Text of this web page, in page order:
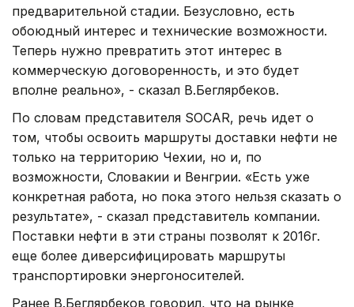
предварительной стадии. Безусловно, есть
обоюдный интерес и технические возможности.
Теперь нужно превратить этот интерес в
коммерческую договоренность, и это будет
вполне реально», - сказал В.Беглярбеков.
По словам представителя SOCAR, речь идет о
том, чтобы освоить маршруты доставки нефти не
только на территорию Чехии, но и, по
возможности, Словакии и Венгрии. «Есть уже
конкретная работа, но пока этого нельзя сказать о
результате», - сказал представитель компании.
Поставки нефти в эти страны позволят к 2016г.
еще более диверсифицировать маршруты
транспортировки энергоносителей.
Ранее В.Беглярбеков говорил, что на рынке